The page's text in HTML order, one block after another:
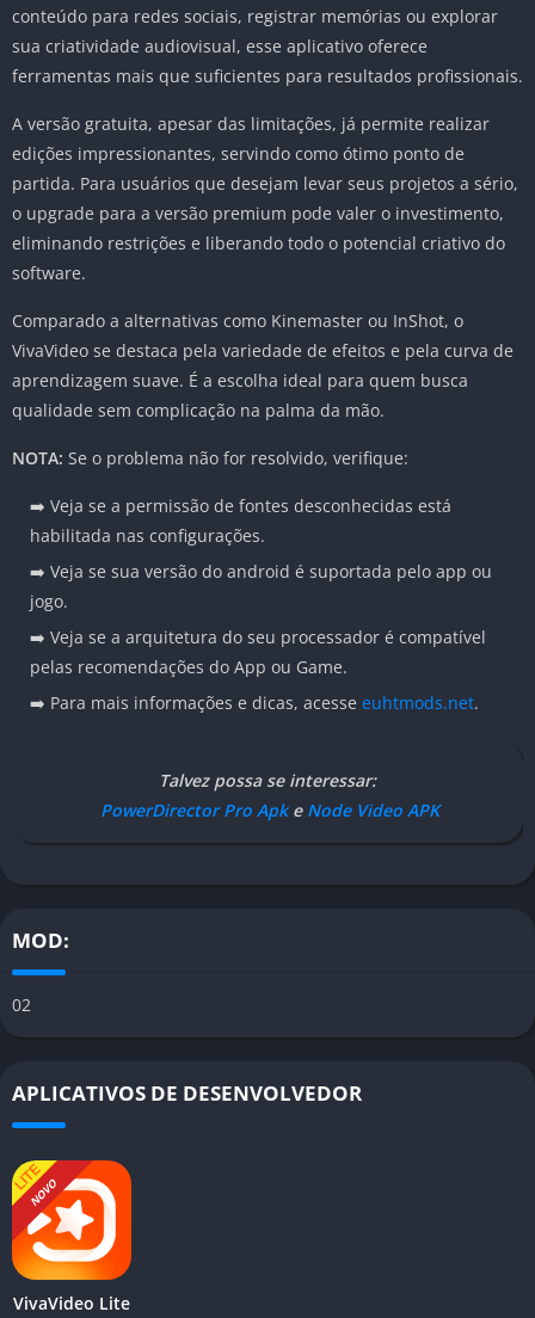
conteúdo para redes sociais, registrar memórias ou explorar
sua criatividade audiovisual, esse aplicativo oferece
ferramentas mais que suficientes para resultados profissionais.
A versão gratuita, apesar das limitações, já permite realizar
edições impressionantes, servindo como ótimo ponto de
partida. Para usuários que desejam levar seus projetos a sério,
o upgrade para a versão premium pode valer o investimento,
eliminando restrições e liberando todo o potencial criativo do
software.
Comparado a alternativas como Kinemaster ou InShot, o
VivaVideo se destaca pela variedade de efeitos e pela curva de
aprendizagem suave. É a escolha ideal para quem busca
qualidade sem complicação na palma da mão.
NOTA: Se o problema não for resolvido, verifique:
➡️ Veja se a permissão de fontes desconhecidas está
habilitada nas configurações.
➡️ Veja se sua versão do android é suportada pelo app ou
jogo.
➡️ Veja se a arquitetura do seu processador é compatível
pelas recomendações do App ou Game.
➡️ Para mais informações e dicas, acesse euhtmods.net.
Talvez possa se interessar:
PowerDirector Pro Apke Node Video APK
MOD:
02
APLICATIVOS DE DESENVOLVEDOR
NOVO
VivaVideo Lite